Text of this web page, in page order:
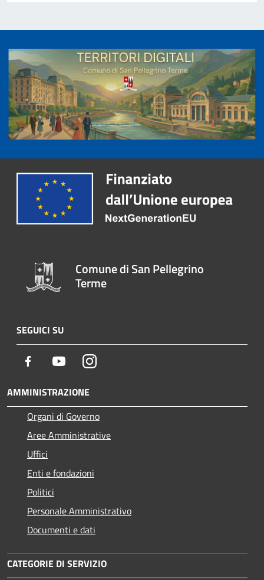
Comune di San Pellegrino
Terme
SEGUICI SU
Facebook YoutubeInstagram
AMMINISTRAZIONE
Organi di Governo
Aree Amministrative
Uffici
Enti e fondazioni
Politici
Personale Amministrativo
Documenti e dati
CATEGORIE DI SERVIZIO